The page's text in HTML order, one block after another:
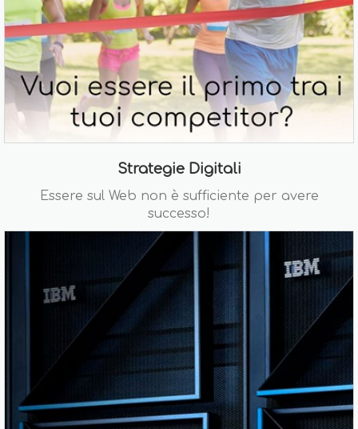
Strategie Digitali
Essere sul Web non è sufficiente per avere
successo!